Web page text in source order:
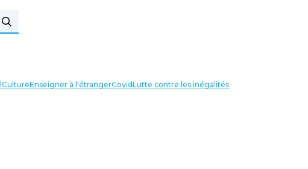
CultureEnseigner à l'étrangerCovidLutte contre les inégalités